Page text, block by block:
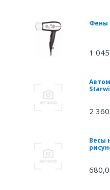
Фены
1
2
Весы